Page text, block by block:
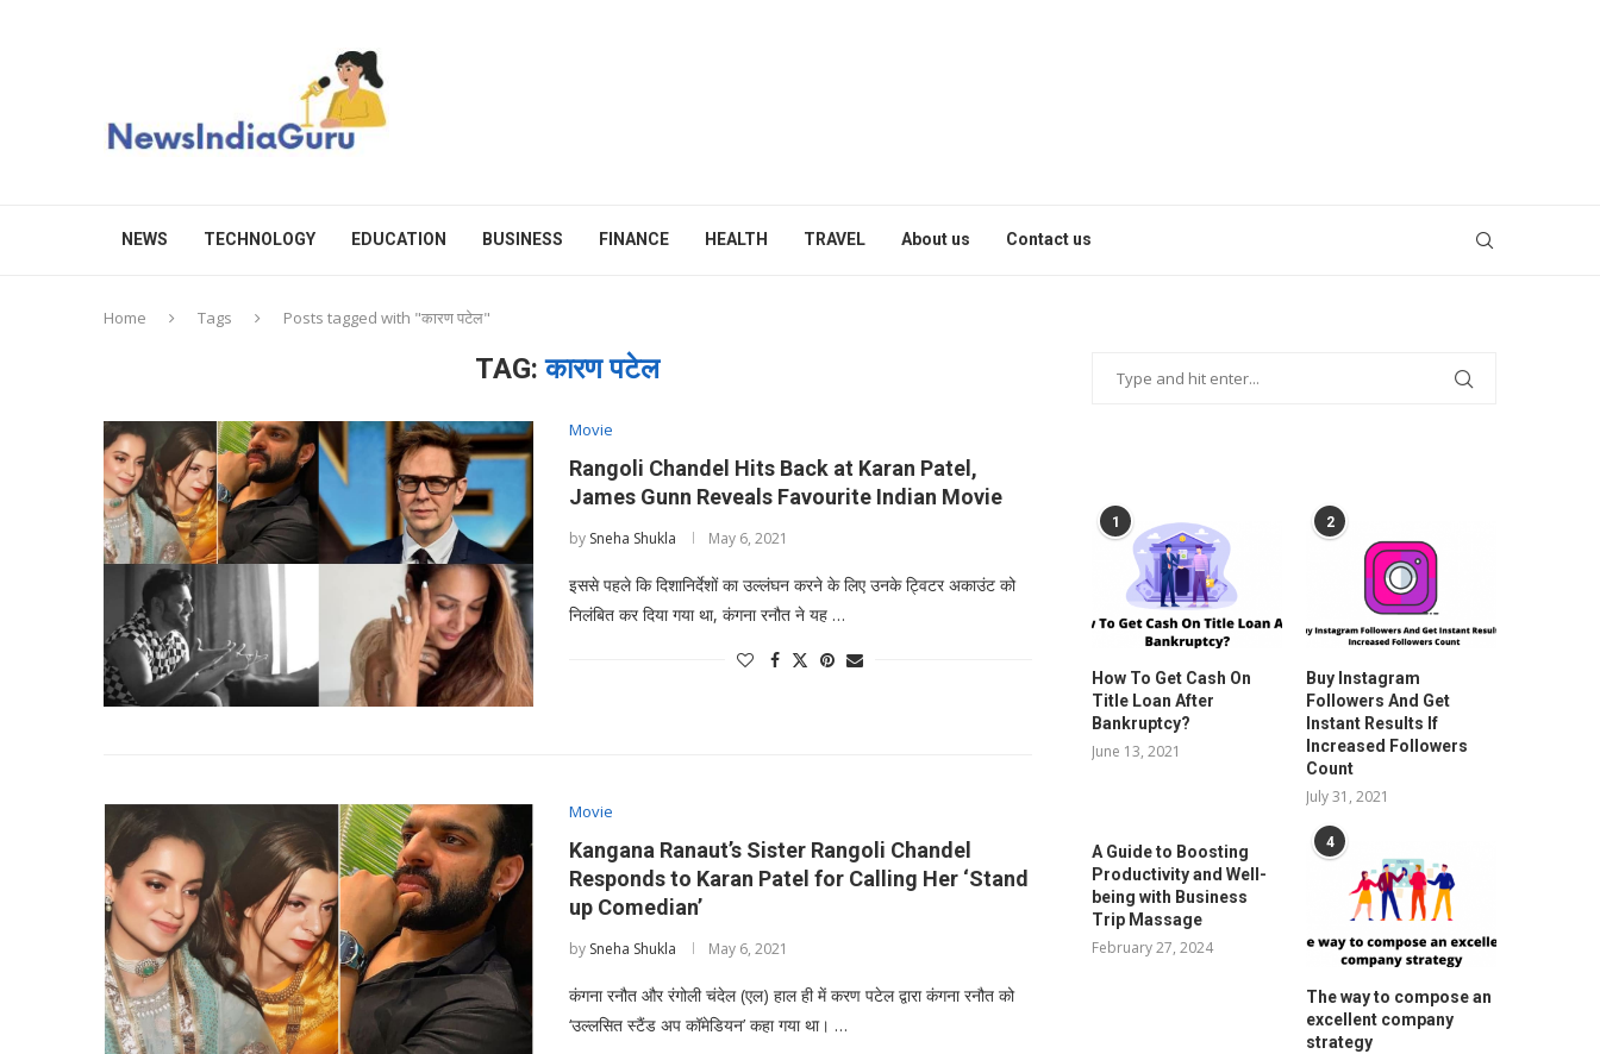
NEWS TECHNOLOGY EDUCATION BUSINESS FINANCE HEALTH TRAVEL About us Contact us
Home Tags Posts tagged with "कारण पटेल"
TAG:कारण पटेल
Movie
Rangoli Chandel Hits Back at Karan Patel,
James Gunn Reveals Favourite Indian Movie
by Sneha Shukla May 6, 2021
इससे पहले कि दिशानिर्देशों का उल्लंघन करने के लिए उनके ट्विटर अकाउंट को
निलंबित कर दिया गया था, कंगना रनौत ने यह …
Movie
Kangana Ranaut’s Sister Rangoli Chandel
Responds to Karan Patel for Calling Her ‘Stand
up Comedian’
by Sneha Shukla May 6, 2021
कंगना रनौत और रंगोली चंदेल (एल) हाल ही में करण पटेल द्वारा कंगना रनौत को
‘उल्लसित स्टैंड अप कॉमेडियन’ कहा गया था। …
1
How To Get Cash On
Title Loan After
Bankruptcy?
June 13, 2021
2
Buy Instagram
Followers And Get
Instant Results If
Increased Followers
Count
July 31, 2021
A Guide to Boosting
Productivity and Well-
being with Business
Trip Massage
February 27, 2024
4
The way to compose an
excellent company
strategy